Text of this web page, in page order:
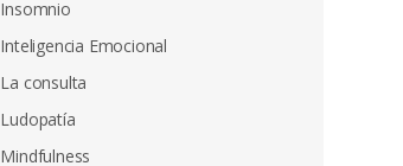
Insomnio
Inteligencia Emocional
La consulta
Ludopatía
Mindfulness